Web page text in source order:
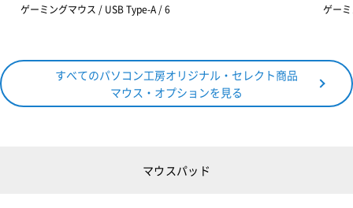
ゲーミングマウス / USB Type-A / 6
ゲー
すべてのパソコン工房オリジナル・セレクト商品
マウス・オプションを見る
マウスパッド